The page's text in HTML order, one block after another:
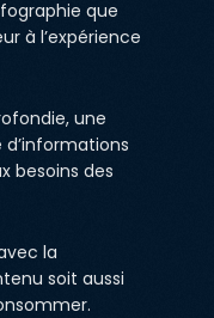
que
à l’expérience
une
besoins des
la
soit aussi